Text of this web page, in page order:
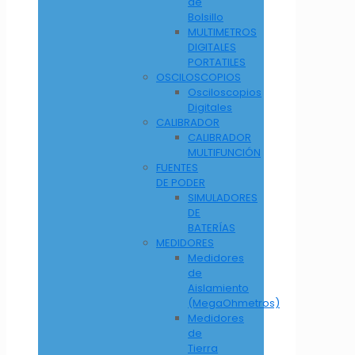
Bolsillo
MULTIMETROS
DIGITALES
PORTATILES
OSCILOSCOPIOS
Osciloscopios
Digitales
CALIBRADOR
CALIBRADOR
MULTIFUNCIÓN
FUENTES
DE PODER
SIMULADORES
DE
BATERÍAS
MEDIDORES
Medidores
de
Aislamiento
(MegaOhmetros)
Medidores
de
Tierra